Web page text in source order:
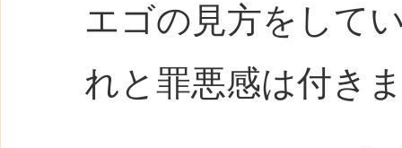
エゴの見方をして
れと罪悪感は付き